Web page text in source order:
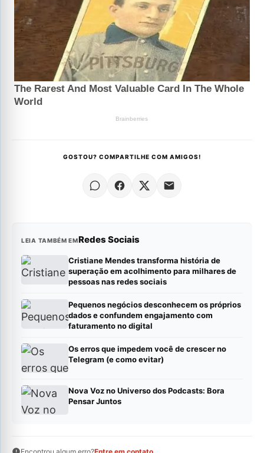
GOSTOU? COMPARTILHE COM AMIGOS!
LEIA TAMBÉM EMRedes Sociais
Cristiane Mendes transforma história de
superação em acolhimento para milhares de
pessoas nas redes sociais
Pequenos negócios desconhecem os próprios
dados e confundem engajamento com
faturamento no digital
Os erros que impedem você de crescer no
Telegram (e como evitar)
Nova Voz no Universo dos Podcasts: Bora
Pensar Juntos